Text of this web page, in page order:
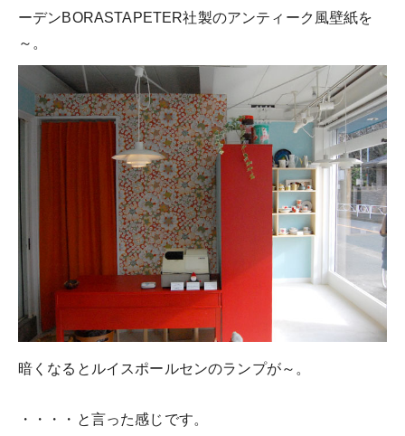
ーデンBORASTAPETER社製のアンティーク風壁紙を
～。
暗くなるとルイスポールセンのランプが～。
・・・・と言った感じです。